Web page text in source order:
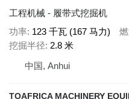
工程机械 - 履带式挖掘机
功率 123 千瓦 (167 马力)
挖掘半径 2.8 米
中国, Anhui
TOAFRICA MACHINERY